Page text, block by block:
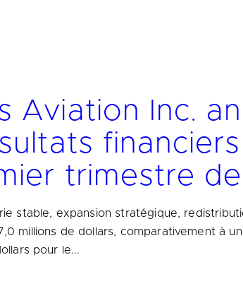
Aviation Inc.
trimestre
stable, expansion stratégique,
millions de dollars, comparativement à
pour le...